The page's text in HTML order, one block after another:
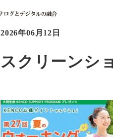
2026年06月12日
スクリーンシ